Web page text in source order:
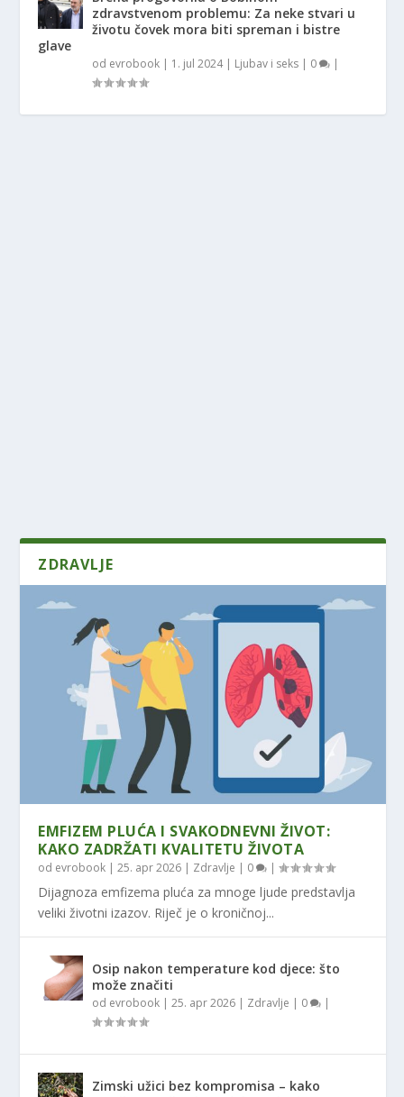
zdravstvenom problemu: Za neke stvari u
životu čovek mora biti spreman i bistre
glave
od evrobook | 1. jul 2024| Ljubav i seks | 0 |
ZDRAVLJE
EMFIZEM PLUĆA I SVAKODNEVNI ŽIVOT:
KAKO ZADRŽATI KVALITETU ŽIVOTA
od evrobook |25. apr 2026 | Zdravlje | 0 |
Dijagnoza emfizema pluća za mnoge ljude predstavlja
veliki životni izazov. Riječ je o kroničnoj...
Osip nakon temperature kod djece: što
može značiti
od evrobook |25. apr 2026 | Zdravlje | 0 |
Zimski užici bez kompromisa – kako